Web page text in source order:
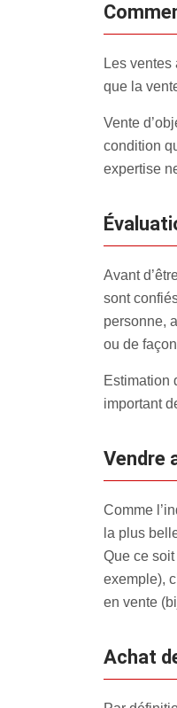
Les
que la
Vente
condition
expertise
Avant
sont
personne,
ou de
Estimation
important
Comme
la plus
Que ce
exemple),
en vente
Achat